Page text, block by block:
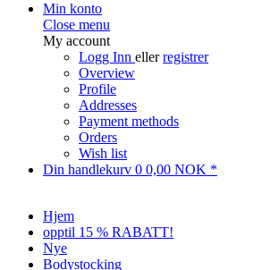
Min konto
Close menu
My account
Logg Inn ellerregistrer
Overview
Profile
Addresses
Payment methods
Orders
Wish list
Din handlekurv 0 0,00 NOK *
Hjem
opptil 15 % RABATT!
Nye
Bodystocking